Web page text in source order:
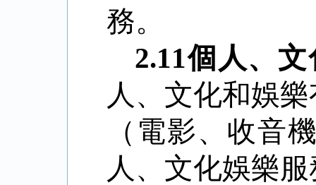
務。
2.11個人、
人、文化和娛
（電影、收音
人、文化娛樂